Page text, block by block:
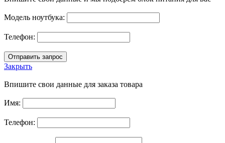
Модель ноутбука:
Телефон:
Закрыть
Впишите свои данные для заказа товара
Имя:
Телефон: